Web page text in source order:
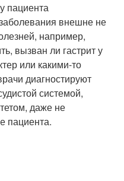
пациента
внешне не
например,
вызван ли гастрит у
или какими-то
диагностируют
системой,
даже не
пациента.